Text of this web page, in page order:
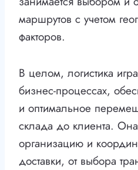
маршрутов с учетом
факторов.
В целом, логистика
бизнес-процессах,
и оптимальное
склада до клиента. Она
организацию и
доставки, от выбора